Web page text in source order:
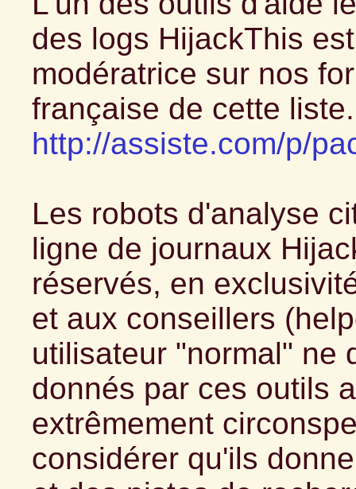
des logs HijackThis
modératrice sur nos
française de cette liste.
http://assiste.com/p/
Les robots d'analyse
ligne de journaux
réservés, en
et aux conseillers
utilisateur "normal" ne
donnés par ces outils
extrêmement
considérer qu'ils